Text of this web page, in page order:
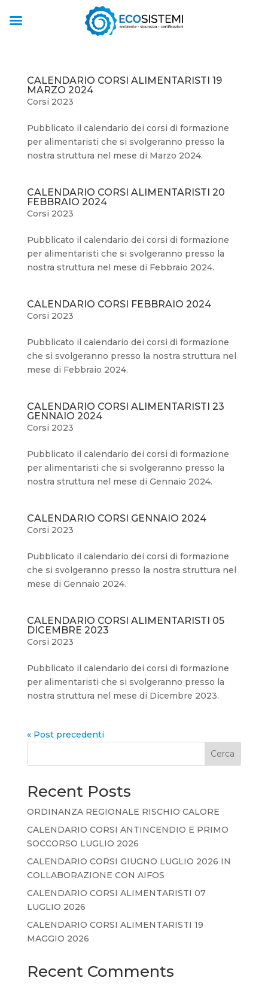
CALENDARIO CORSI ALIMENTARISTI 19
MARZO 2024
Corsi 2023
Pubblicato il calendario dei corsi di formazione
per alimentaristi che si svolgeranno presso la
nostra struttura nel mese di Marzo 2024.
CALENDARIO CORSI ALIMENTARISTI 20
FEBBRAIO 2024
Corsi 2023
Pubblicato il calendario dei corsi di formazione
per alimentaristi che si svolgeranno presso la
nostra struttura nel mese di Febbraio 2024.
CALENDARIO CORSI FEBBRAIO 2024
Corsi 2023
Pubblicato il calendario dei corsi di formazione
che si svolgeranno presso la nostra struttura nel
mese di Febbraio 2024.
CALENDARIO CORSI ALIMENTARISTI 23
GENNAIO 2024
Corsi 2023
Pubblicato il calendario dei corsi di formazione
per alimentaristi che si svolgeranno presso la
nostra struttura nel mese di Gennaio 2024.
CALENDARIO CORSI GENNAIO 2024
Corsi 2023
Pubblicato il calendario dei corsi di formazione
che si svolgeranno presso la nostra struttura nel
mese di Gennaio 2024.
CALENDARIO CORSI ALIMENTARISTI 05
DICEMBRE 2023
Corsi 2023
Pubblicato il calendario dei corsi di formazione
per alimentaristi che si svolgeranno presso la
nostra struttura nel mese di Dicembre 2023.
« Post precedenti
Cerca
Recent Posts
ORDINANZA REGIONALE RISCHIO CALORE
CALENDARIO CORSI ANTINCENDIO E PRIMO
SOCCORSO LUGLIO 2026
CALENDARIO CORSI GIUGNO LUGLIO 2026 IN
COLLABORAZIONE CON AIFOS
CALENDARIO CORSI ALIMENTARISTI 07
LUGLIO 2026
CALENDARIO CORSI ALIMENTARISTI 19
MAGGIO 2026
Recent Comments